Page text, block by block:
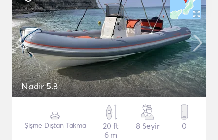
Nadir 5.8
Şişme Dıştan Takma
20 ft
6 m
8 Seyir 0